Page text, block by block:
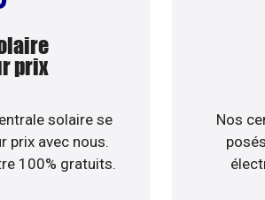
prix
solaire se
prix avec nous.
100% gratuits.
Nos